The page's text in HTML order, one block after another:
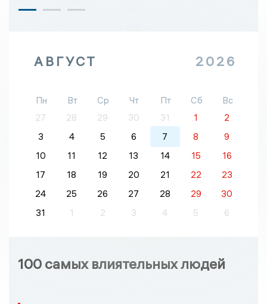
АВГУСТ 2026
Пн Вт Ср Чт Пт Сб
Вс
27
28 29 30 31 1
2
3
4 5 6 7 8
9
10
11 12 13 14 15
16
17
18 19 20 21 22
23
24
25 26 27 28 29
30
31
1 2 3 4 5 6
100 самых влиятельных людей